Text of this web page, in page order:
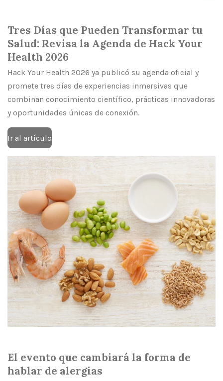
Tres Días que Pueden Transformar tu
Salud: Revisa la Agenda de Hack Your
Health 2026
Hack Your Health 2026 ya publicó su agenda oficial y
promete tres días de experiencias inmersivas que
combinan conocimiento científico, prácticas innovadoras
y oportunidades únicas de conexión.
Ir al artículo
El evento que cambiará la forma de
hablar de alergias